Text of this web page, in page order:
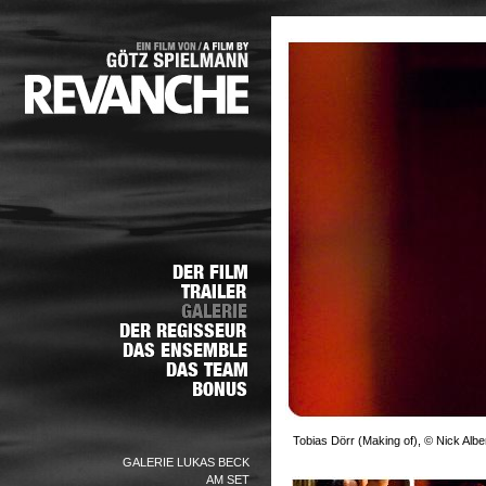
GALERIE LUKAS BECK
AM SET
Tobias Dörr (Making of), © Nick